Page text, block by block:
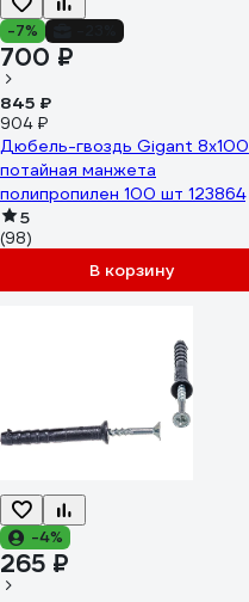
-7%
700 ₽
845 ₽
904 ₽
Дюбель-гвоздь Gigant 8x100
потайная манжета
полипропилен 100 шт 123864
5
(98)
В корзину
-4%
265 ₽